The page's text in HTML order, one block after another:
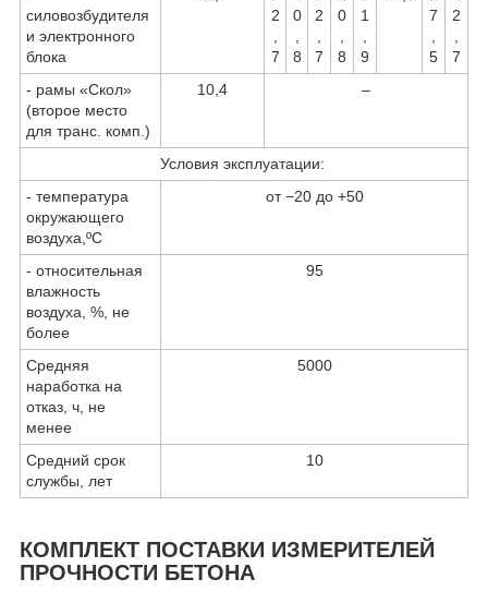
силовозбудителя
и электронного
блока
2
7
0
8
2
7
0
8
1
9
7
5
2
7
- рамы «Скол»
(второе место
для транс. комп.)
10,4 –
Условия эксплуатации:
- температура
окружающего
воздуха,ºС
от −20 до +50
- относительная
влажность
воздуха, %, не
более
95
Средняя
наработка на
отказ, ч, не
менее
5000
Средний срок
службы, лет
10
КОМПЛЕКТ ПОСТАВКИ ИЗМЕРИТЕЛЕЙ
ПРОЧНОСТИ БЕТОНА